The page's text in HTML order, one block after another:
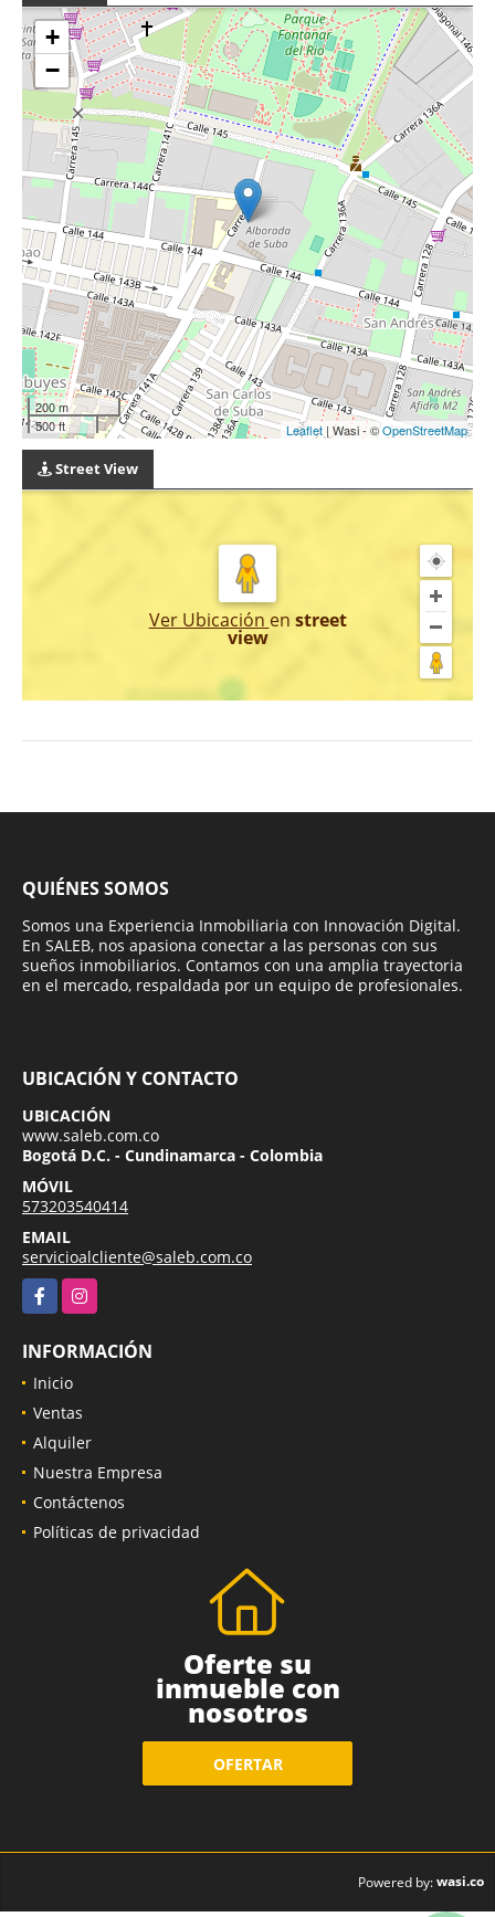
+
−
200 m
500 ft
Leaflet | Wasi - ©OpenStreetMap
Street View
Ver Ubicación en street
view
QUIÉNES SOMOS
Somos una Experiencia Inmobiliaria con Innovación Digital.
En SALEB, nos apasiona conectar a las personas con sus
sueños inmobiliarios. Contamos con una amplia trayectoria
en el mercado, respaldada por un equipo de profesionales.
UBICACIÓN Y CONTACTO
UBICACIÓN
www.saleb.com.co
Bogotá D.C. - Cundinamarca - Colombia
MÓVIL
573203540414
EMAIL
servicioalcliente@saleb.com.co
FacebookInstagram
INFORMACIÓN
Inicio
Ventas
Alquiler
Nuestra Empresa
Contáctenos
Políticas de privacidad
Oferte su
inmueble con
nosotros
OFERTAR
Powered by:wasi.co